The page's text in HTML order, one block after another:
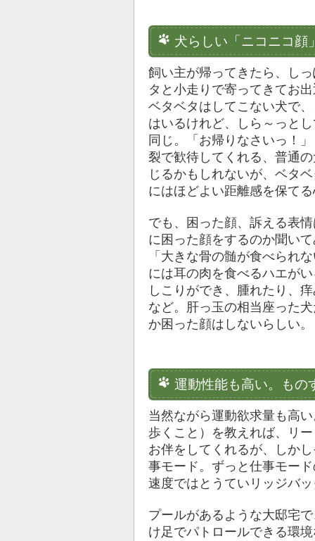
犬らしい「ニコニコ顔
飼い主が帰ってきたら、し
タと小走りで寄ってきてお
ベタベタはしてこない犬で
はいるけれど、しら～っと
同じ。「お帰りなさいっ！
裂で歓待してくれる、普通
じるかもしれないが、ベタ
にはほどよい距離感を保て
でも、困った顔、訴える表
に困った顔をするのか聞い
「大きな骨の髄が食べられ
には耳の肉を食べるハエが
しこりができ、腫れたり、
など。肝っ玉の相当座った
か困った顔はしないらしい。
運動性能も高い。もの
当然ながら運動欲求量も高
歩くこと）を教えれば、リ
お伴をしてくれるが、しか
事モード。ずっと仕事モー
速度ではとうていリッジバ
プールがあるような大邸宅
け足でパトロールできる環